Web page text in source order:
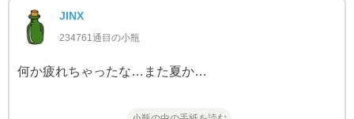
JINX
234761通目の小瓶
何か疲れちゃったな…また夏か…